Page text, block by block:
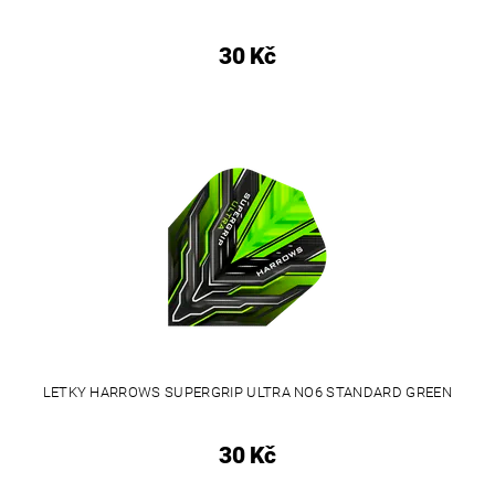
30 Kč
LETKY HARROWS SUPERGRIP ULTRA NO6 STANDARD GREEN
30 Kč